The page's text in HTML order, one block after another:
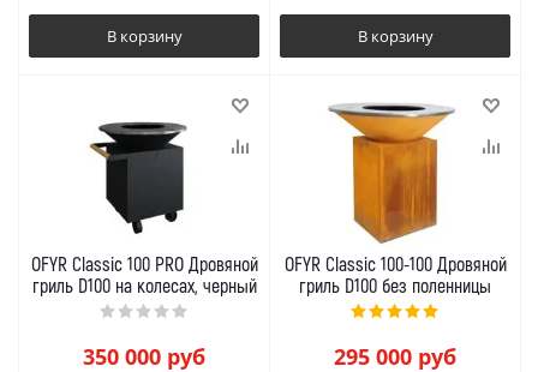
В корзину В корзину
OFYR Classic 100 PRO Дровяной
гриль D100 на колесах, черный
350 000 руб
OFYR Classic 100-100 Дровяной
гриль D100 без поленницы
295 000 руб